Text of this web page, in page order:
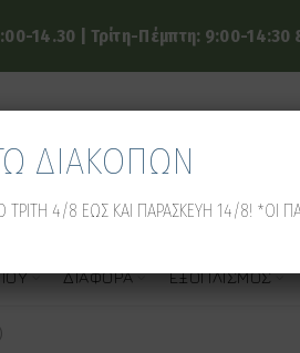
14.30 | Τρίτη-Πέμπτη: 9:00-14:30
ΔΙΆΦΟΡΑ ΕΞΟΠΛΙΣΜΌΣ
ΔΙΑΚΟΠΩΝ
4/8 ΕΩΣ ΚΑΙ ΠΑΡΑΣΚΕΥΗ 14/8! *ΟΙ